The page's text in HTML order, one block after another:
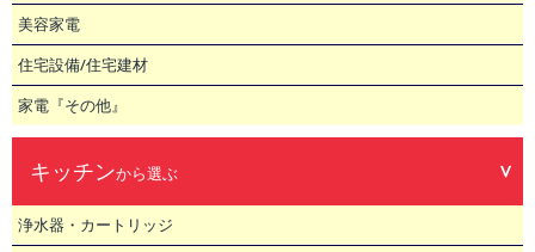
美容家電
住宅設備/住宅建材
家電『その他』
キッチンから選ぶ
浄水器・カートリッジ